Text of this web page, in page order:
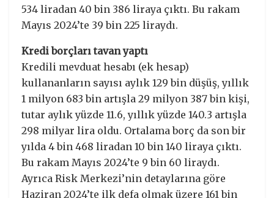
534 liradan 40 bin 386 liraya çıktı. Bu rakam
Mayıs 2024’te 39 bin 225 liraydı.
Kredi borçları tavan yaptı
Kredili mevduat hesabı (ek hesap)
kullananların sayısı aylık 129 bin düşüş, yıllık
1 milyon 683 bin artışla 29 milyon 387 bin kişi,
tutar aylık yüzde 11.6, yıllık yüzde 140.3 artışla
298 milyar lira oldu. Ortalama borç da son bir
yılda 4 bin 468 liradan 10 bin 140 liraya çıktı.
Bu rakam Mayıs 2024’te 9 bin 60 liraydı.
Ayrıca Risk Merkezi’nin detaylarına göre
Haziran 2024’te ilk defa olmak üzere 161 bin